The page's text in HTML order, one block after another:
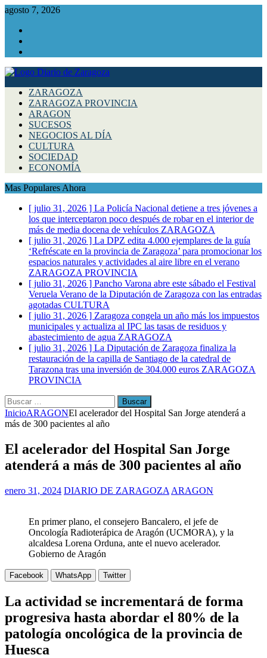
agosto 7, 2026
ZARAGOZA
ZARAGOZA PROVINCIA
ARAGON
SUCESOS
NEGOCIOS AL DÍA
CULTURA
SOCIEDAD
ECONOMÍA
Mas Populares Ahora
[ julio 31, 2026 ] La Policía Nacional detiene a tres jóvenes a
los que interceptaron poco después de robar en el interior de
más de media docena de vehículos ZARAGOZA
[ julio 31, 2026 ] La DPZ edita 4.000 ejemplares de la guía
‘Refréscate en la provincia de Zaragoza’ para promocionar los
espacios naturales y actividades al aire libre en el verano
ZARAGOZA PROVINCIA
[ julio 31, 2026 ] Pancho Varona abre este sábado el Festival
Veruela Verano de la Diputación de Zaragoza con las entradas
agotadas CULTURA
[ julio 31, 2026 ] Zaragoza congela un año más los impuestos
municipales y actualiza al IPC las tasas de residuos y
abastecimiento de agua ZARAGOZA
[ julio 31, 2026 ] La Diputación de Zaragoza finaliza la
restauración de la capilla de Santiago de la catedral de
Tarazona tras una inversión de 304.000 euros ZARAGOZA
PROVINCIA
Buscar:
InicioARAGONEl acelerador del Hospital San Jorge atenderá a
más de 300 pacientes al año
El acelerador del Hospital San Jorge
atenderá a más de 300 pacientes al año
enero 31, 2024 DIARIO DE ZARAGOZA ARAGON
En primer plano, el consejero Bancalero, el jefe de
Oncología Radioterápica de Aragón (UCMORA), y la
alcaldesa Lorena Orduna, ante el nuevo acelerador.
Gobierno de Aragón
Facebook WhatsApp Twitter
La actividad se incrementará de forma
progresiva hasta abordar el 80% de la
patología oncológica de la provincia de
Huesca